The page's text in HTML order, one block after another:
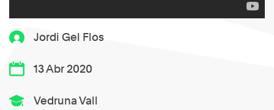
Jordi Gel Flos
13 Abr 2020
Vedruna Vall